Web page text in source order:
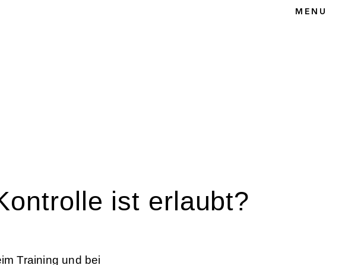
MENU
ist erlaubt?
Training und bei